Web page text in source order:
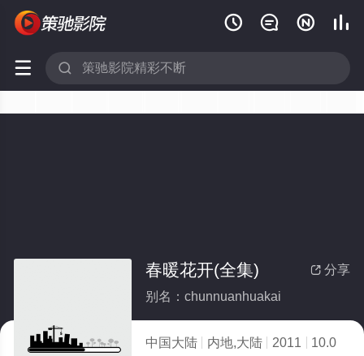
   
 
 分享
春暖花开(全集)
别名：chunnuanhuakai
中国大陆 内地,大陆 2011
10.0